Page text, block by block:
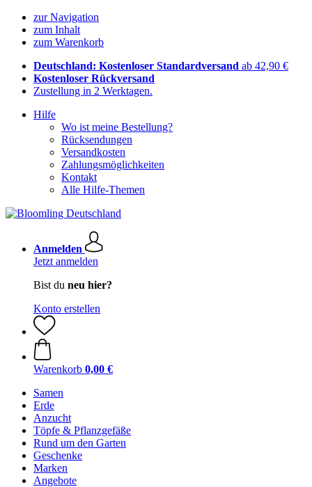
zur Navigation
zum Inhalt
zum Warenkorb
Deutschland: Kostenloser Standardversand ab 42,90 €
Kostenloser Rückversand
Zustellung in 2 Werktagen.
Hilfe
Wo ist meine Bestellung?
Rücksendungen
Versandkosten
Zahlungsmöglichkeiten
Kontakt
Alle Hilfe-Themen
Anmelden
Jetzt anmelden
Bist du neu hier?
Konto erstellen
Warenkorb 0,00 €
Samen
Erde
Anzucht
Töpfe & Pflanzgefäße
Rund um den Garten
Geschenke
Marken
Angebote